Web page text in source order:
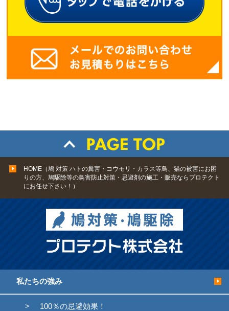
HOME（鳩 対策 ハトの糞害・コウモリ・カラス等鳥、猫の被害にお困
りの方、鳩駆除等の鳥害防止対策・忌避剤の施工・販売ならプロテクト
にお任せ下さい！）
私たちの強み
100％の忌避効果！